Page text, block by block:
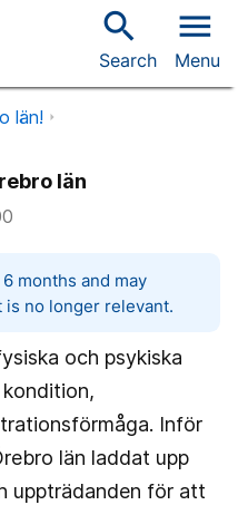
search
Search
menu
Menu
län!
län
months and may
no longer relevant.
och psykiska
Inför
län laddat upp
uppträdanden för att